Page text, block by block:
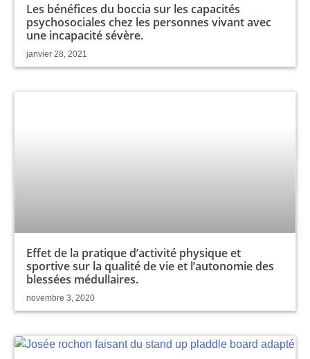
Les bénéfices du boccia sur les capacités
psychosociales chez les personnes vivant avec
une incapacité sévère.
janvier 28, 2021
Effet de la pratique d’activité physique et
sportive sur la qualité de vie et l’autonomie des
blessées médullaires.
novembre 3, 2020